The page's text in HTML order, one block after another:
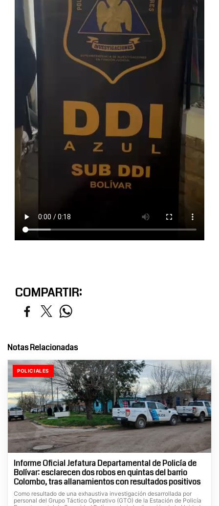
COMPARTIR:
Notas Relacionadas
POLICIALES
Informe Oficial Jefatura Departamental de Policía de
Bolívar: esclarecen dos robos en quintas del barrio
Colombo, tras allanamientos con resultados positivos
Como resultado de una exhaustiva investigación desarrollada por
personal del Grupo Táctico Operativo (GTO) de la Estación de Policía